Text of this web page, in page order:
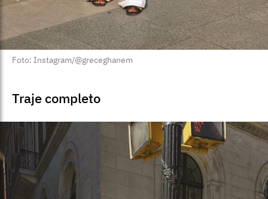
Foto: Instagram/@greceghanem
Traje completo